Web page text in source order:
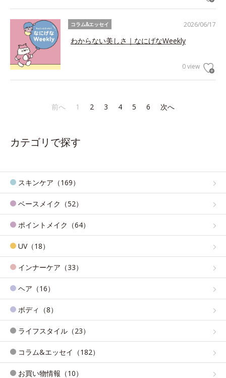
2026/06/17
コラム&エッセイ
わからない美しさ｜なにげなWeekly
0 view
前へ 1 2 3 4 5 6 次へ
カテゴリで探す
スキンケア（169）
ベースメイク（52）
ポイントメイク（64）
UV（18）
インナーケア（33）
ヘア（16）
ボディ（8）
ライフスタイル（23）
コラム&エッセイ（182）
お買い物情報（10）